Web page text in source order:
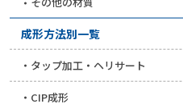
成形方法別一覧
タップ加工・ヘリサート
CIP成形